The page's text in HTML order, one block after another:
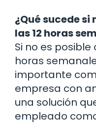
¿Qué sucede
las 12 horas
Si no es posible
horas
importante
empresa con
una solución
empleado